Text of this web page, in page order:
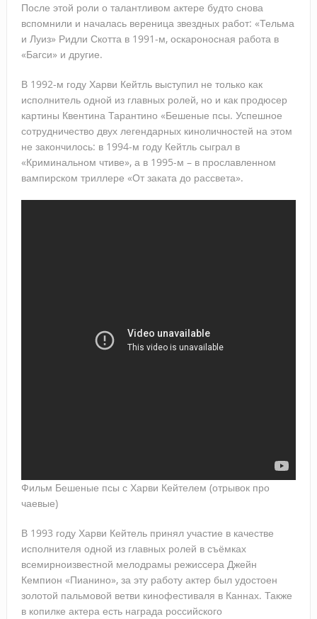
После этой роли о талантливом актере будто снова
вспомнили и началась вереница звездных работ: «Тельма
и Луиз» Ридли Скотта в 1991-м, оскароносная работа в
«Багси» и другие.
В 1992-м году Харви Кейтль выступил не только как
исполнитель одной из главных ролей, но и как продюсер
картины Квентина Тарантино «Бешеные псы. Успешное
сотрудничество двух легендарных киноличностей на этом
не закончилось: в 1994-м году Кейтль сыграл в
«Криминальном чтиве», а в 1995-м – в прославленном
вампирском триллере «От заката до рассвета».
Фильм Бешеные псы с Харви Кейтелем (отрывок про
чаевые)
В 1993 году Харви Кейтель принял участие в качестве
исполнителя одной из главных ролей в съёмках
всемирноизвестной мелодрамы режиссера Джейн
Кемпион «Пианино», за эту работу актер был удостоен
золотой пальмовой ветви кинофестиваля в Каннах. Также
в копилке актера есть награда российского